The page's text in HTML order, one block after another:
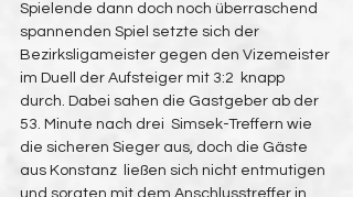
Spielende dann doch noch überraschend
spannenden Spiel setzte sich der
Bezirksligameister gegen den Vizemeister
im Duell der Aufsteiger mit 3:2  knapp
durch. Dabei sahen die Gastgeber ab der
53. Minute nach drei  Simsek-Treffern wie
die sicheren Sieger aus, doch die Gäste
aus Konstanz  ließen sich nicht entmutigen
und sorgten mit dem Anschlusstreffer in